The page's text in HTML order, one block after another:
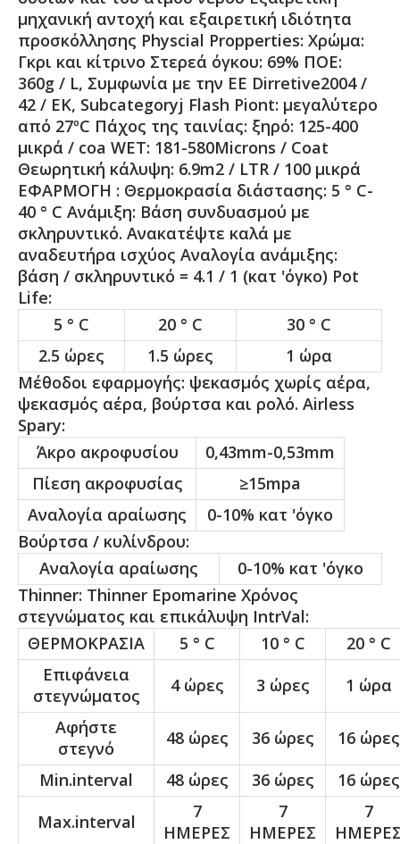
μηχανική αντοχή και εξαιρετική ιδιότητα
προσκόλλησης Physcial Propperties: Χρώμα:
Γκρι και κίτρινο Στερεά όγκου: 69% ΠΟΕ:
360g / L, Συμφωνία με την ΕΕ Dirretive2004 /
42 / ΕΚ, Subcategoryj Flash Piont: μεγαλύτερο
από 27ºC Πάχος της ταινίας: ξηρό: 125-400
μικρά / coa WET: 181-580Microns / Coat
Θεωρητική κάλυψη: 6.9m2 / LTR / 100 μικρά
ΕΦΑΡΜΟΓΗ : Θερμοκρασία διάστασης: 5 ° C-
40 ° C Ανάμιξη: Βάση συνδυασμού με
σκληρυντικό. Ανακατέψτε καλά με
αναδευτήρα ισχύος Αναλογία ανάμιξης:
βάση / σκληρυντικό = 4.1 / 1 (κατ 'όγκο) Pot
Life:
5 ° C
20 ° C
30 ° C
2.5 ώρες
1.5 ώρες
1 ώρα
Μέθοδοι εφαρμογής: ψεκασμός χωρίς αέρα,
ψεκασμός αέρα, βούρτσα και ρολό. Airless
Spary:
Άκρο ακροφυσίου
0,43mm-0,53mm
Πίεση ακροφυσίας
≥15mpa
Αναλογία αραίωσης
0-10% κατ 'όγκο
Βούρτσα / κυλίνδρου:
Αναλογία αραίωσης
0-10% κατ 'όγκο
Thinner: Thinner Epomarine Χρόνος
στεγνώματος και επικάλυψη IntrVal:
ΘΕΡΜΟΚΡΑΣΙΑ
5 ° C 10 ° C
20 ° C
Επιφάνεια
στεγνώματος
4 ώρες 3 ώρες
1 ώρα
Αφήστε
στεγνό
48 ώρες 36 ώρες
16 ώρες
Min.interval
48 ώρες 36 ώρες
16 ώρες
Max.interval
7
ΗΜΕΡΕΣ
7
ΗΜΕΡΕΣ
7